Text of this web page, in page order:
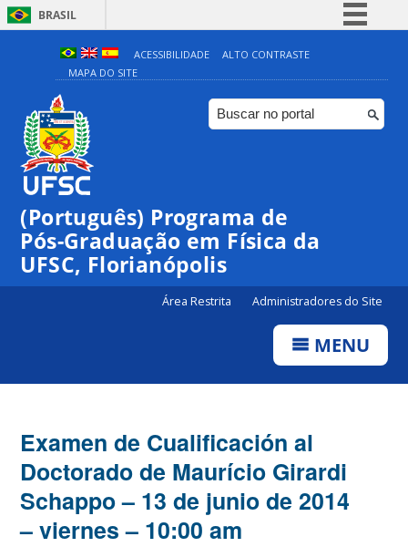
BRASIL
Simplifique!
Comunica BR
Participe
ACESSIBILIDADE
ALTO CONTRASTE
MAPA DO SITE
(Português) Programa de
Pós-Graduação em Física da
UFSC, Florianópolis
Área Restrita Administradores do Site
MENU
Examen de Cualificación al
Doctorado de Maurício Girardi
Schappo – 13 de junio de 2014
– viernes – 10:00 am